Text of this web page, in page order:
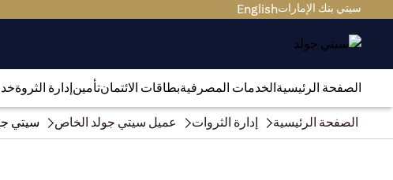
سيتي بنك الإماراتEnglish
الصفحة الرئيسيةالخدمات المصرفيةبطاقات الائتمانتأمينإدارة الثروة
الصفحة الرئيسية إدارة الثروات عميل سيتي جولد الخاص سيتي